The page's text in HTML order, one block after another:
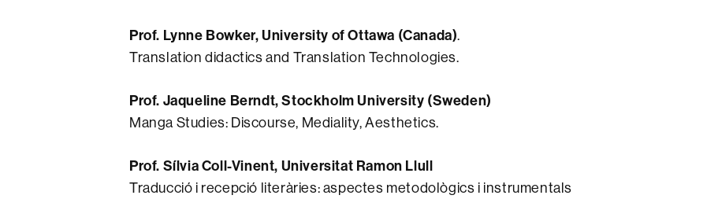
Prof. Lynne Bowker, University of Ottawa (Canada).
Translation didactics and Translation Technologies.
Prof. Jaqueline Berndt, Stockholm University (Sweden)
Manga Studies: Discourse, Mediality, Aesthetics.
Prof. Sílvia Coll-Vinent, Universitat Ramon Llull
Traducció i recepció literàries: aspectes metodològics i instrumentals